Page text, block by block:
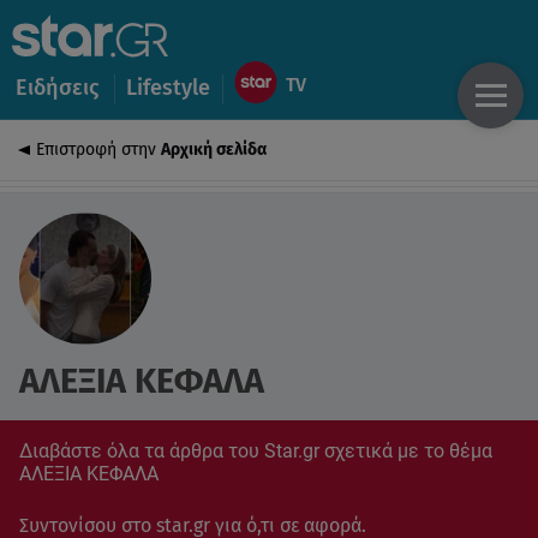
Ειδήσεις Lifestyle
Επιστροφή στην Αρχική σελίδα
ΑΛΕΞΙΑ ΚΕΦΑΛΑ
Διαβάστε όλα τα άρθρα του Star.gr σχετικά με το θέμα
ΑΛΕΞΙΑ ΚΕΦΑΛΑ
Συντονίσου στο star.gr για ό,τι σε αφορά.